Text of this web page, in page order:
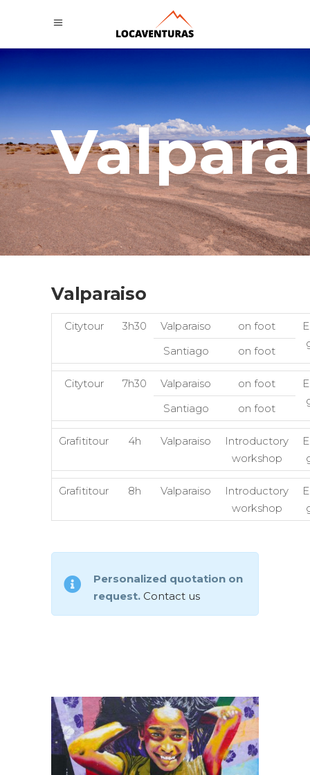
Valparaiso
Citytour 3h30 Valparaiso on foot
Santiago on foot
Citytour 7h30 Valparaiso on foot
Santiago on foot
Grafititour 4h Valparaiso
Introductory
workshop
Grafititour 8h Valparaiso
Introductory
workshop
Personalized quotation on
request. Contact us